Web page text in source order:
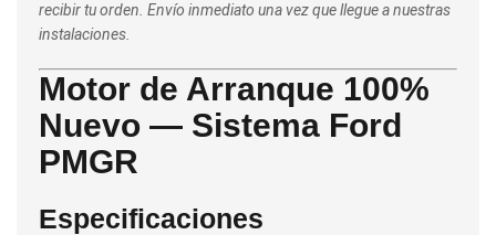
recibir tu orden. Envío inmediato una vez que llegue a nuestras
instalaciones.
Motor de Arranque 100%
Nuevo — Sistema Ford
PMGR
Especificaciones